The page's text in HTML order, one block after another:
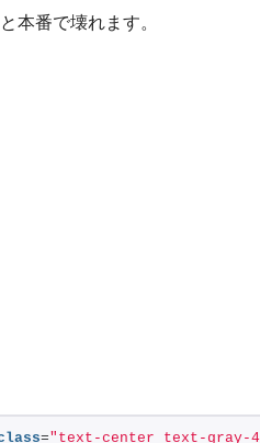
本番で壊れます。
="text-center text-gray-